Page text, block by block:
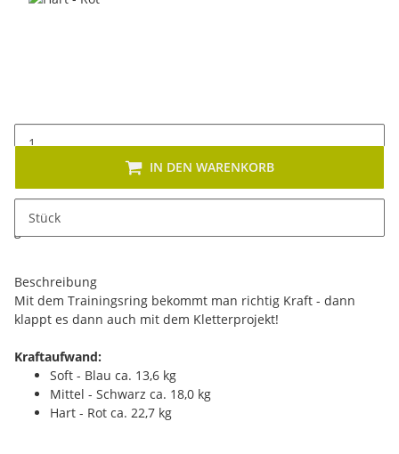
Stück
IN DEN WARENKORB
Dieses Produkt hat Variationen. Wählen Sie bitte die
Beschreibung
Mit dem Trainingsring bekommt man richtig Kraft - dann
klappt es dann auch mit dem Kletterprojekt!
Kraftaufwand:
Soft - Blau ca. 13,6 kg
Mittel - Schwarz ca. 18,0 kg
Hart - Rot ca. 22,7 kg